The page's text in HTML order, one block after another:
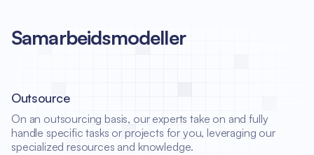
Samarbeidsmodeller
Outsource
On an outsourcing basis, our experts take on and fully
handle specific tasks or projects for you, leveraging our
specialized resources and knowledge.